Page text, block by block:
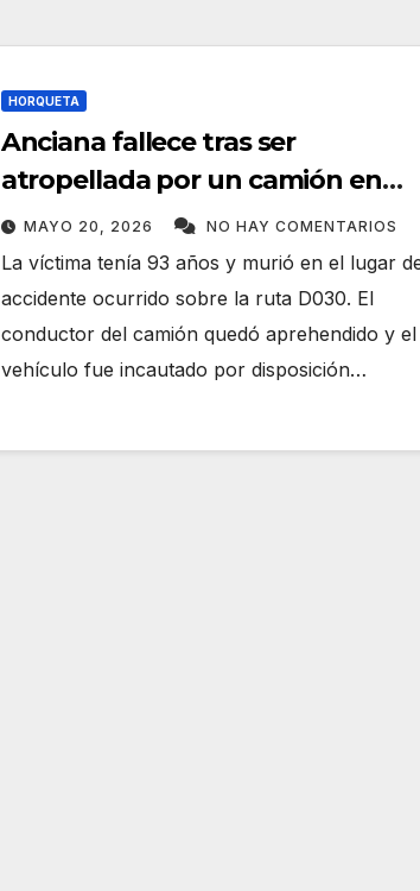
HORQUETA
Anciana fallece tras ser
atropellada por un camión en
Horqueta
MAYO 20, 2026 NO HAY COMENTARIOS
La víctima tenía 93 años y murió en el lugar
accidente ocurrido sobre la ruta D030. El
conductor del camión quedó aprehendido y el
vehículo fue incautado por disposición…